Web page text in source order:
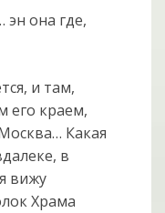
она где,
и там,
его краем,
Какая
в
вижу
Храма